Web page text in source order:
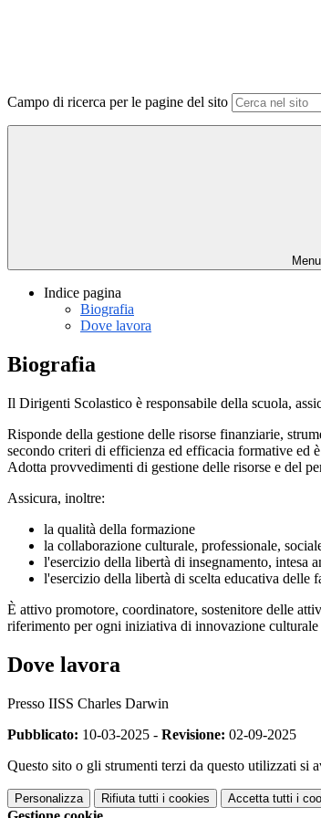
Campo di ricerca per le pagine del sito
Indice pagina
Biografia
Dove lavora
Biografia
Il Dirigenti Scolastico è responsabile della scuola,
Risponde della gestione delle risorse finanziarie,
secondo criteri di efficienza ed efficacia formative ed
Adotta provvedimenti di gestione delle risorse e del
Assicura, inoltre:
la qualità della formazione
la collaborazione culturale, professionale,
l'esercizio della libertà di insegnamento, intesa
l'esercizio della libertà di scelta educativa
È attivo promotore, coordinatore, sostenitore delle
riferimento per ogni iniziativa di innovazione culturale
Dove lavora
Presso IISS Charles Darwin
Pubblicato: 10-03-2025 - Revisione: 02-09-2025
Questo sito o gli strumenti terzi da questo utilizzati si
Personalizza Rifiuta tutti i cookies Accetta tutti i